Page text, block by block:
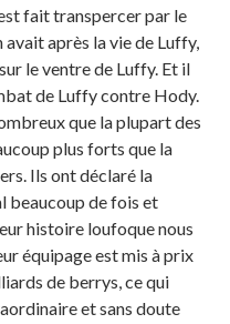
fait transpercer par le
avait après la vie de Luffy,
le ventre de Luffy. Et il
de Luffy contre Hody.
que la plupart des
plus forts que la
Ils ont déclaré la
beaucoup de fois et
histoire loufoque nous
équipage est mis à prix
de berrys, ce qui
et sans doute